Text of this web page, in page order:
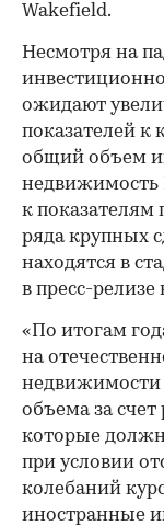
Wakefield.
Несмотря на
ожидают
показателей к
общий объем
недвижимость
к показателям
ряда крупных
находятся в
в пресс-
«По итогам
на
недвижимости
объема за
которые
при условии
колебаний
иностранные